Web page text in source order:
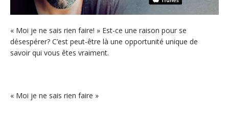
« Moi je ne sais rien faire! » Est-ce une raison pour se
désespérer? C’est peut-être là une opportunité unique de
savoir qui vous êtes vraiment.
« Moi je ne sais rien faire »